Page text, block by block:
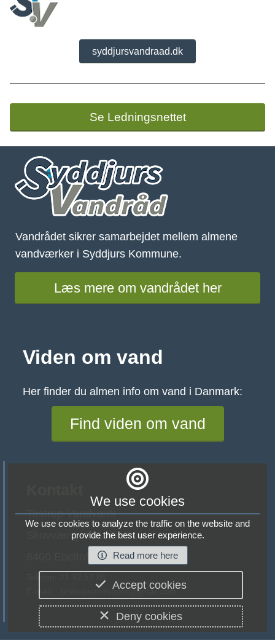
syddjursvandraad.dk
Se Ledningsnettet
Vandrådet sikrer samarbejdet mellem almene
vandværker i Syddjurs Kommune.
Læs mere om vandrådet her
Viden om vand
Her finder du almen info om vand i Danmark:
Find viden om vand
Tirstrup Vandværk
Skovvænget 11, Tirstrup
E-mail:   tirstrupvandvaerk@gmail.com
We use cookies
We use cookies to analyze the traffic on the website and
provide the best user experience.
Read more here
Accept cookies
Deny cookies